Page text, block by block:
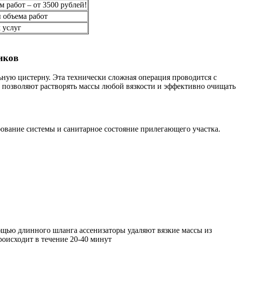
– от 3500 рублей!
объема работ
цистерну. Эта технически сложная операция проводится с
растворять массы любой вязкости и эффективно очищать
системы и санитарное состояние прилегающего участка.
длинного шланга ассенизаторы удаляют вязкие массы из
в течение 20-40 минут